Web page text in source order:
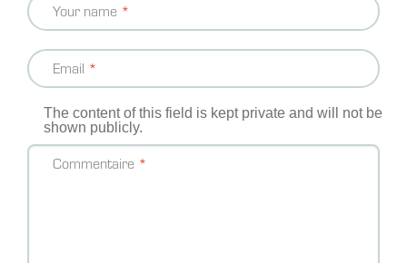
Your name
Email
The content of this field is kept private and will not be
shown publicly.
Commentaire